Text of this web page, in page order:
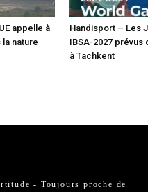
appelle à
la nature
Handisport – Les
IBSA-2027 prévus
à Tachkent
- Toujours proche de